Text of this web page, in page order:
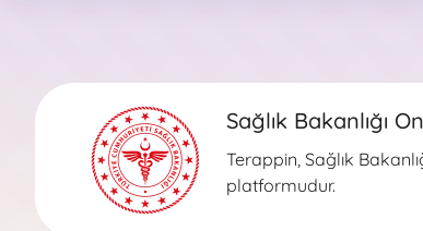
Sağlık Bakanlığı
Terappin, Sağlık
platformudur.